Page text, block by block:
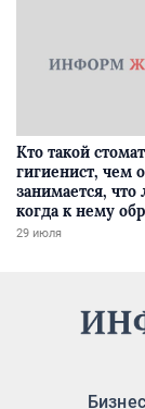
Кто такой
гигиенист, чем
занимается, что
когда к нему
29 июля
Бизнес